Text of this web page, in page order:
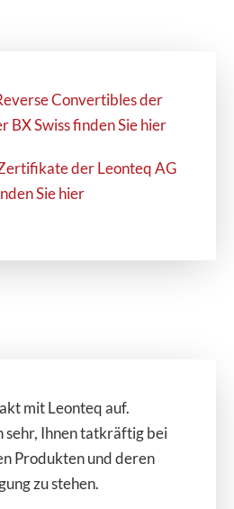
Convertibles der
BX Swiss finden Sie hier
der Leonteq AG
Sie hier
mit Leonteq auf.
sehr, Ihnen tatkräftig bei
Produkten und deren
zu stehen.